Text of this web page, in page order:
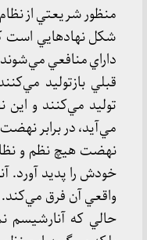
منظور شريعتي از
شكل نهادهايي است
داراي منافعي
قبلي بازتوليد
توليد مي‌كنند و
مي‌آيد، در برابر
نهضت هيچ نظم و
خودش را پديد آورد.
واقعي آن فرق مي‌كند.
حالي كه آنارشيسم